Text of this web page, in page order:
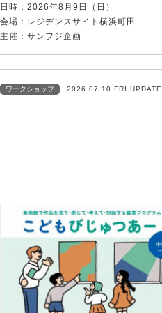
日時：2026年8月9日（日）
会場：レジデンスサイト横浜町田
主催：サンフジ企画
ワークショップ 2026.07.10 FRI UPDATE